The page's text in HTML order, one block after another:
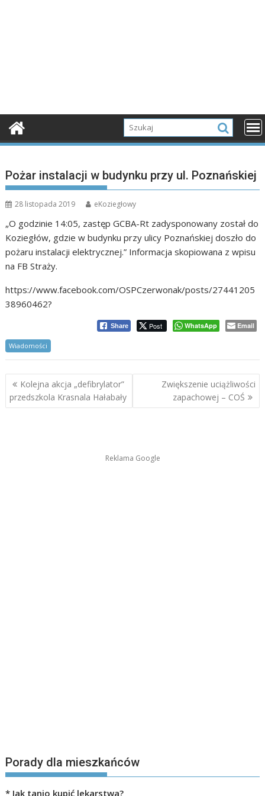
Pożar instalacji w budynku przy ul. Poznańskiej
28 listopada 2019 eKoziegłowy
„O godzinie 14:05, zastęp GCBA-Rt zadysponowany został do
Koziegłów, gdzie w budynku przy ulicy Poznańskiej doszło do
pożaru instalacji elektrycznej.” Informacja skopiowana z wpisu
na FB Straży.
https://www.facebook.com/OSPCzerwonak/posts/27441205
38960462?
Share Post WhatsApp Email
Wiadomości
Nawigacja
wpisu
Kolejna akcja „defibrylator”
przedszkola Krasnala Hałabały
Zwiększenie uciążliwości
zapachowej – COŚ
Reklama Google
Porady dla mieszkańców
* Jak tanio kupić lekarstwa?